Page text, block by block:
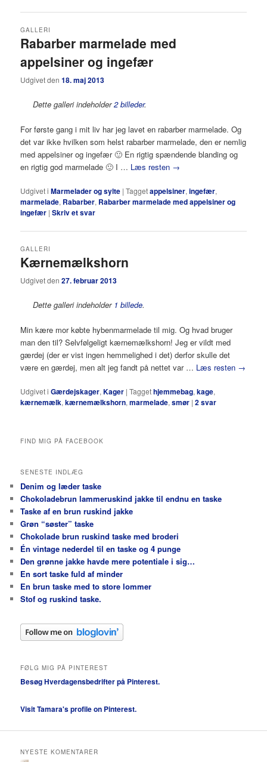
Rabarber marmelade med
appelsiner og ingefær
GALLERI
Udgivet den18. maj 2013
Dette galleri indeholder2 billeder.
For første gang i mit liv har jeg lavet en rabarber marmelade. Og
det var ikke hvilken som helst rabarber marmelade, den er nemlig
med appelsiner og ingefær 🙂 En rigtig spændende blanding og
en rigtig god marmelade 🙂 I … Læs resten →
Udgivet i Marmelader og sylte |Taggetappelsiner,ingefær,
marmelade, Rabarber, Rabarber marmelade med appelsiner og
ingefær |Skriv et svar
Kærnemælkshorn
GALLERI
Udgivet den27. februar 2013
Dette galleri indeholder 1 billede.
Min kære mor købte hybenmarmelade til mig. Og hvad bruger
man den til? Selvfølgeligt kærnemælkshorn! Jeg er vildt med
gærdej (der er vist ingen hemmelighed i det) derfor skulle det
være en gærdej, men alt jeg fandt på nettet var … Læs resten →
Udgivet i Gærdejskager,Kager |Taggethjemmebag,kage,
kærnemælk,kærnemælkshorn,marmelade,smør |2svar
FIND MIG PÅ FACEBOOK
SENESTE INDLÆG
Denim og læder taske
Chokoladebrun lammeruskind jakke til endnu en taske
Taske af en brun ruskind jakke
Grøn “søster” taske
Chokolade brun ruskind taske med broderi
Én vintage nederdel til en taske og 4 punge
Den grønne jakke havde mere potentiale i sig…
En sort taske fuld af minder
En brun taske med to store lommer
Stof og ruskind taske.
FØLG MIG PÅ PINTEREST
Besøg Hverdagensbedrifter på Pinterest.
Visit Tamara's profile on Pinterest.
NYESTE KOMENTARER